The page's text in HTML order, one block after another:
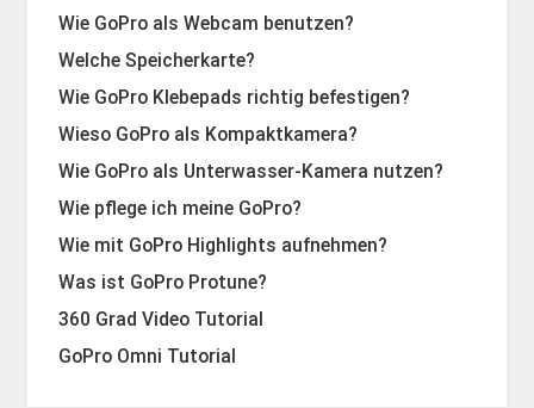
Wie GoPro als Webcam benutzen?
Welche Speicherkarte?
Wie GoPro Klebepads richtig befestigen?
Wieso GoPro als Kompaktkamera?
Wie GoPro als Unterwasser-Kamera nutzen?
Wie pflege ich meine GoPro?
Wie mit GoPro Highlights aufnehmen?
Was ist GoPro Protune?
360 Grad Video Tutorial
GoPro Omni Tutorial